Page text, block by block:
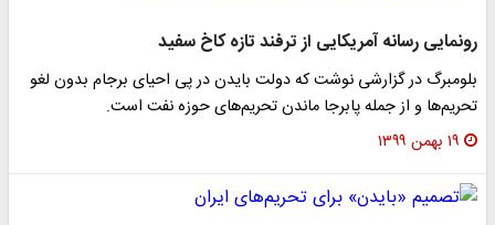
رونمایی رسانه آمریکایی از ترفند تازه کاخ سفید
بلومبرگ در گزارشی نوشت که دولت بایدن در پی احیای برجام بدون لغو
تحریم‌ها و از جمله پابرجا ماندن تحریم‌های حوزه نفت است.
۱۹ بهمن ۱۳۹۹